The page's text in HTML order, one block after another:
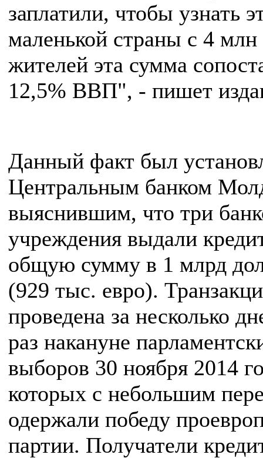
заплатили, чтобы узнать
маленькой страны с 4 млн
жителей эта сумма
12,5% ВВП", - пишет
Данный факт был
Центральным банком
выяснившим, что три
учреждения выдали
общую сумму в 1 млрд
(929 тыс. евро).
проведена за несколько
раз накануне
выборов 30 ноября 2014
которых с небольшим
одержали победу
партии. Получатели